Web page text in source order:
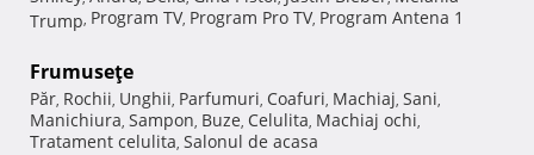
Trump, Program TV, Program Pro TV, Program Antena 1
Frumuseţe
Păr, Rochii, Unghii, Parfumuri, Coafuri, Machiaj, Sani,
Manichiura, Sampon, Buze, Celulita, Machiaj ochi,
Tratament celulita, Salonul de acasa